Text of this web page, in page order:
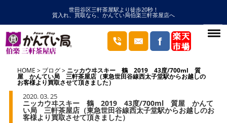
世田谷区三軒茶屋駅より徒歩20秒！
質入れ、買取なら、かんてい局伯楽三軒茶屋店へ
HOME ブログ ニッカウヰスキー 鶴 2019 43度/700ml 質
屋 かんてい局 三軒茶屋店（東急世田谷線西太子堂駅からお越しの
お客様より買取させて頂きました）
2020. 03. 25
ニッカウヰスキー 鶴 2019 43度/700ml 質屋 かんて
い局 三軒茶屋店（東急世田谷線西太子堂駅からお越しのお
客様より買取させて頂きました）